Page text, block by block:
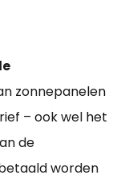
zonnepanelen
– ook wel het
de
worden